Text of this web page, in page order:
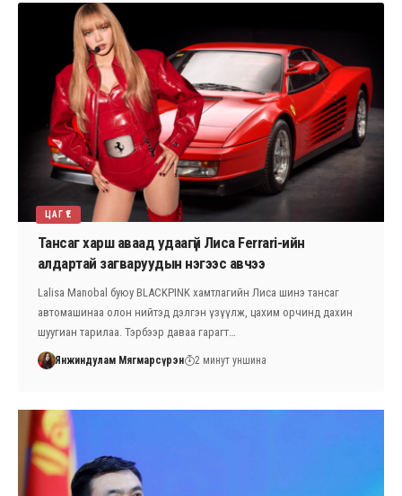
ЦАГ ҮЕ
Тансаг харш аваад удаагүй Лиса Ferrari-ийн
алдартай загваруудын нэгээс авчээ
Lalisa Manobal буюу BLACKPINK хамтлагийн Лиса шинэ тансаг
автомашинаа олон нийтэд дэлгэн үзүүлж, цахим орчинд дахин
шуугиан тарилаа. Тэрбээр даваа гарагт…
Янжиндулам Мягмарсүрэн 2 минут уншина